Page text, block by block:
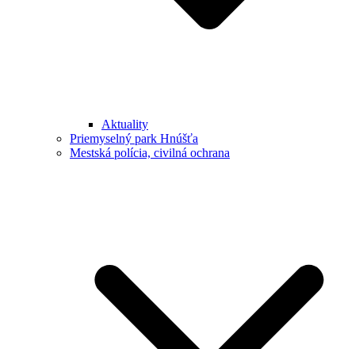
Aktuality
Priemyselný park Hnúšťa
Mestská polícia, civilná ochrana